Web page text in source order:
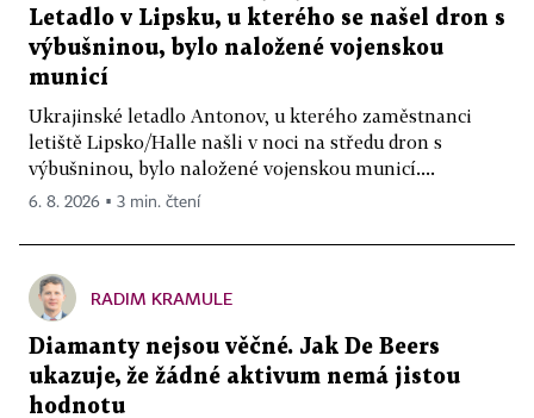
Letadlo v Lipsku, u kterého se našel dron s
výbušninou, bylo naložené vojenskou
municí
Ukrajinské letadlo Antonov, u kterého zaměstnanci
letiště Lipsko/Halle našli v noci na středu dron s
výbušninou, bylo naložené vojenskou municí....
6. 8. 2026 ▪ 3 min. čtení
RADIM KRAMULE
Diamanty nejsou věčné. Jak De Beers
ukazuje, že žádné aktivum nemá jistou
hodnotu